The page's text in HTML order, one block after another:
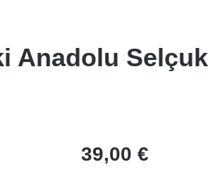
Anadolu
Regulärer Preis:
39,00 €